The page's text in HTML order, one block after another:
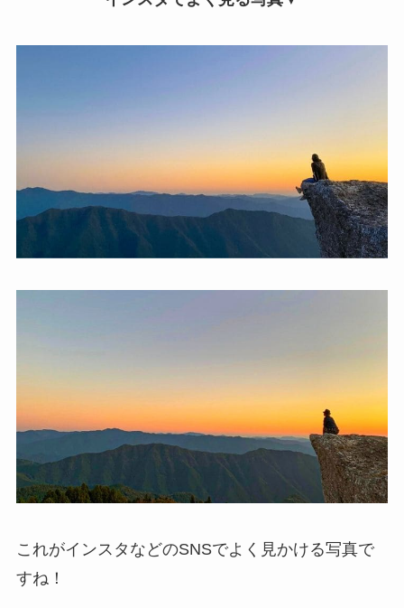
これがインスタなどのSNSでよく見かける写真で
すね！